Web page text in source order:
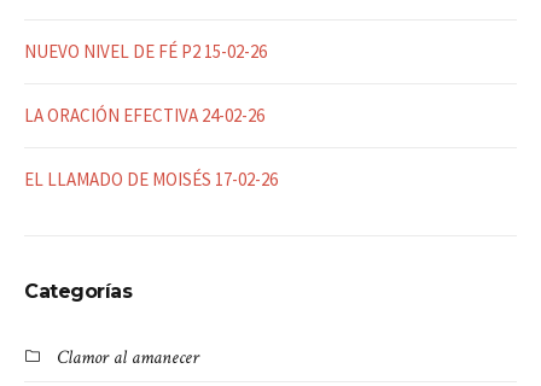
NUEVO NIVEL DE FÉ P2 15-02-26
LA ORACIÓN EFECTIVA 24-02-26
EL LLAMADO DE MOISÉS 17-02-26
Categorías
Clamor al amanecer